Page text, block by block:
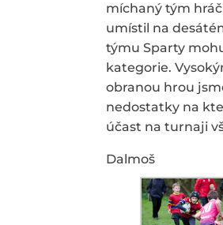
míchaný tým
umístil na
týmu Sparty
kategorie.
obranou hrou
nedostatky na
účast na turnaji
Dalmoš